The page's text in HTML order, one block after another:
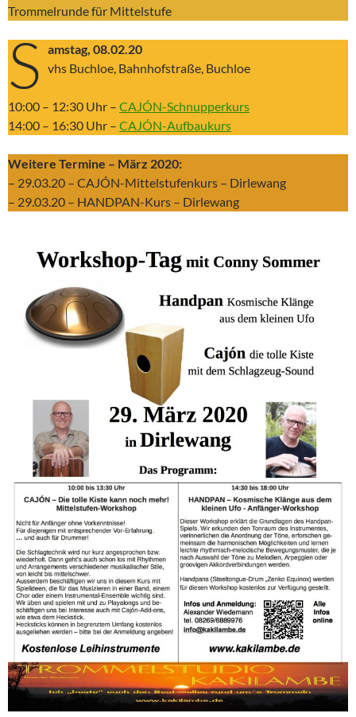
Trommelrunde für Mittelstufe
S amstag, 08.02.20
vhs Buchloe, Bahnhofstraße, Buchloe
10:00 – 12:30 Uhr – CAJÓN-Schnupperkurs
14:00 – 16:30 Uhr – CAJÓN-Aufbaukurs
Weitere Termine – März 2020:
– 29.03.20 – CAJÓN-Mittelstufenkurs – Dirlewang
– 29.03.20 – HANDPAN-Kurs – Dirlewang